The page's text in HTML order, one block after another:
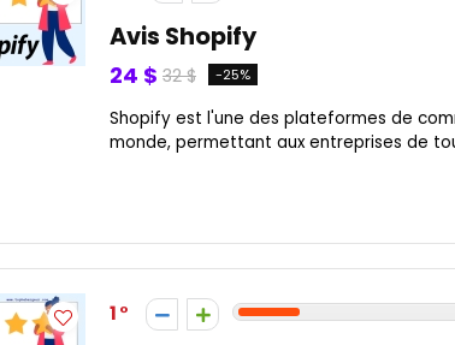
Avis Shopify
24 $ 32 $ -25%
Shopify est l'une des plateformes de
monde, permettant aux entreprises de
1